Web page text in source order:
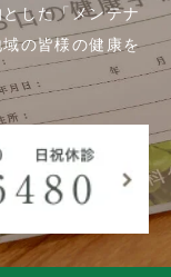
した「メンテナ
の皆様の健康を